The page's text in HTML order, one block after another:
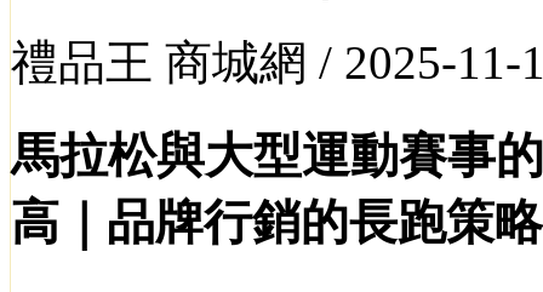
禮品王 商城網 / 2025-11-
馬拉松與大型運動賽事
高｜品牌行銷的長跑策略